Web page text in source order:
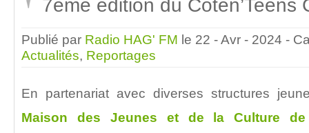
7ème édition du Coten’Teens
Publié par Radio HAG' FM le 22 - Avr - 2024 -
Actualités, Reportages
En partenariat avec diverses structures
Maison des Jeunes et de la Culture de